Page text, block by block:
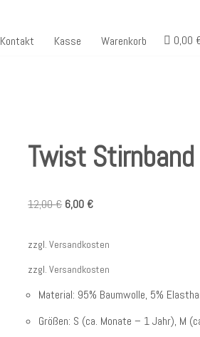
Kontakt Kasse Warenkorb 0,00
Twist
12,00€ 6,00 €
zzgl.Versandkosten
zzgl.Versandkosten
Material: 95% Baumwolle, 5%
Größen: S (ca. Monate – 1 Jahr), M